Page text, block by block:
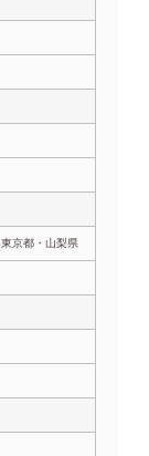
京都・山梨県